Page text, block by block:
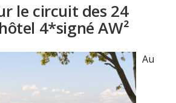
le circuit des 24
4*signé AW²
Au